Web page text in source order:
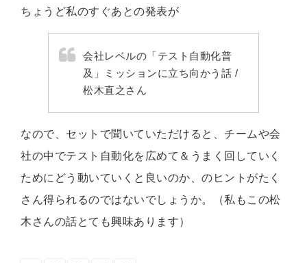
ちょうど私のすぐあとの発表が
会社レベルの「テスト自動化普
及」ミッションに立ち向かう話 /
松木直之さん
なので、セットで聞いていただけると、チームや会
社の中でテスト自動化を広めて＆うまく回していく
ためにどう動いていくと良いのか、のヒントがたく
さん得られるのではないでしょうか。（私もこの松
木さんの話とても興味あります）